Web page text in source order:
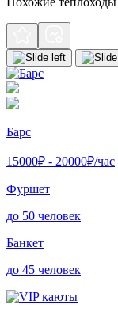
Барс
15000₽ - 20000₽/час
Фуршет
до 50 человек
Банкет
до 45 человек